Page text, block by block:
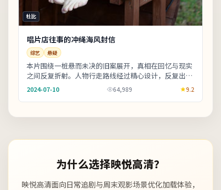
杜比
唱片店往事的冲绳海风封信
综艺 悬疑
本片围绕一桩悬而未决的旧案展开，真相在回忆与现实
之间反复折射。人物行走路线经过精心设计，反复出现
的十字路口象征抉择。友情提示：部分镜头闪烁较
2024-07-10 64,989 9.2
为什么选择映悦高清？
映悦高清面向日常追剧与周末观影场景优化加载体验，